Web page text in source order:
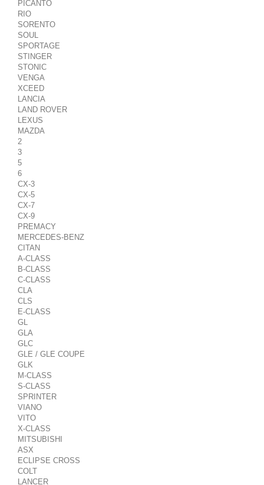
PICANTO
RIO
SORENTO
SOUL
SPORTAGE
STINGER
STONIC
VENGA
XCEED
LANCIA
LAND ROVER
LEXUS
MAZDA
2
3
5
6
CX-3
CX-5
CX-7
CX-9
PREMACY
MERCEDES-BENZ
CITAN
A-CLASS
B-CLASS
C-CLASS
CLA
CLS
E-CLASS
GL
GLA
GLC
GLE / GLE COUPE
GLK
M-CLASS
S-CLASS
SPRINTER
VIANO
VITO
X-CLASS
MITSUBISHI
ASX
ECLIPSE CROSS
COLT
LANCER